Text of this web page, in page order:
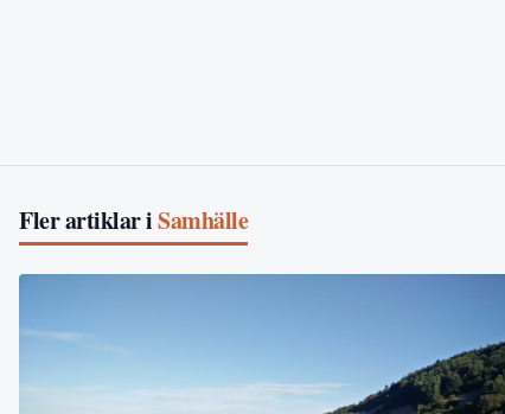
Fler artiklar iSamhälle